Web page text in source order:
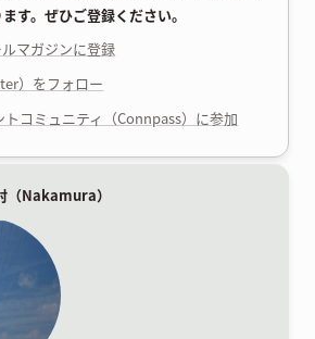
す。ぜひご登録ください。
マガジンに登録
）をフォロー
トコミュニティ（Connpass）に参加
Nakamura）